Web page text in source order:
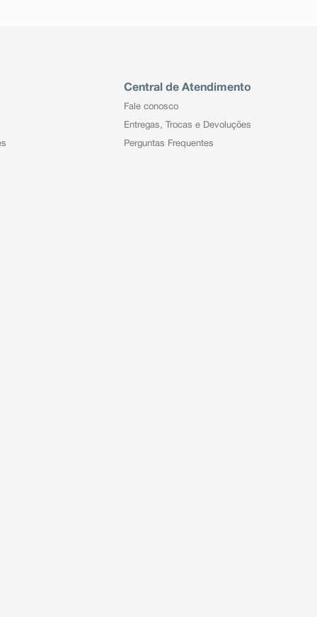
Central de Atendimento
Fale conosco
Entregas, Trocas e Devoluções
Perguntas Frequentes